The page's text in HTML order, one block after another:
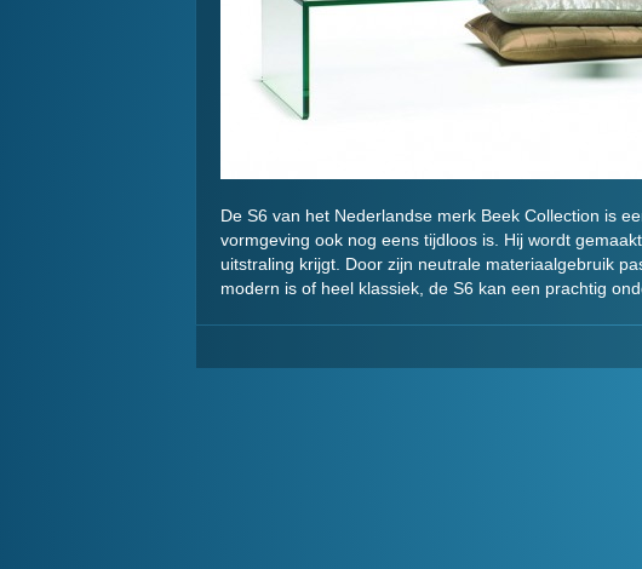
De S6 van het Nederlandse merk Beek Collection is
vormgeving ook nog eens tijdloos is. Hij wordt
uitstraling krijgt. Door zijn neutrale materiaalgebruik
modern is of heel klassiek, de S6 kan een prachtig